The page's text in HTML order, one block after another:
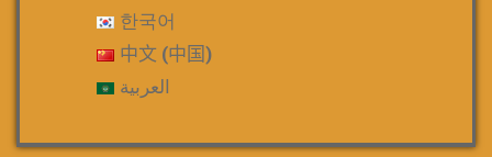
한국어
中文 (中国)
العربية